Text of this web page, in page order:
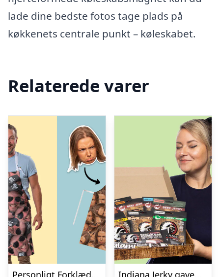
lade dine bedste fotos tage plads på
køkkenets centrale punkt – køleskabet.
Relaterede varer
Personligt Forklæde med Billede – Multiface
Indiana Jerky gaveæske